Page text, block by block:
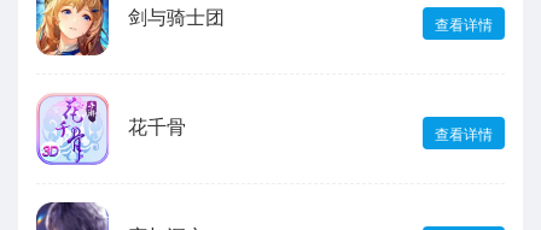
剑与骑士团 查看详情
花千骨 查看详情